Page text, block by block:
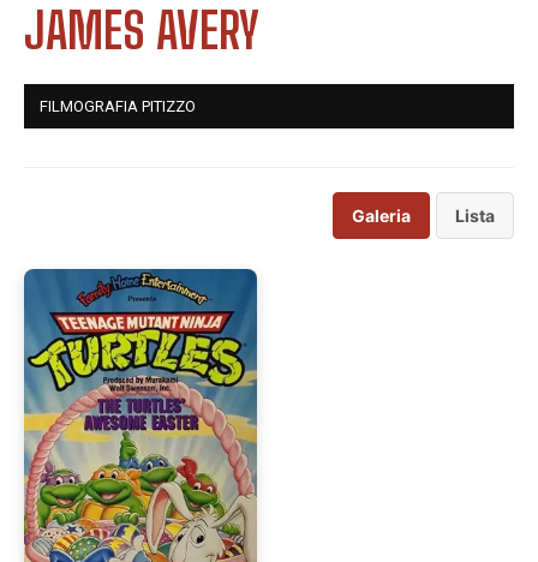
JAMES AVERY
FILMOGRAFIA PITIZZO
Galeria Lista